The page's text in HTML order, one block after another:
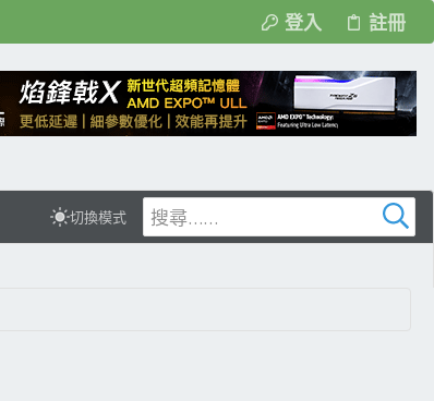
登入 註冊
切換模式